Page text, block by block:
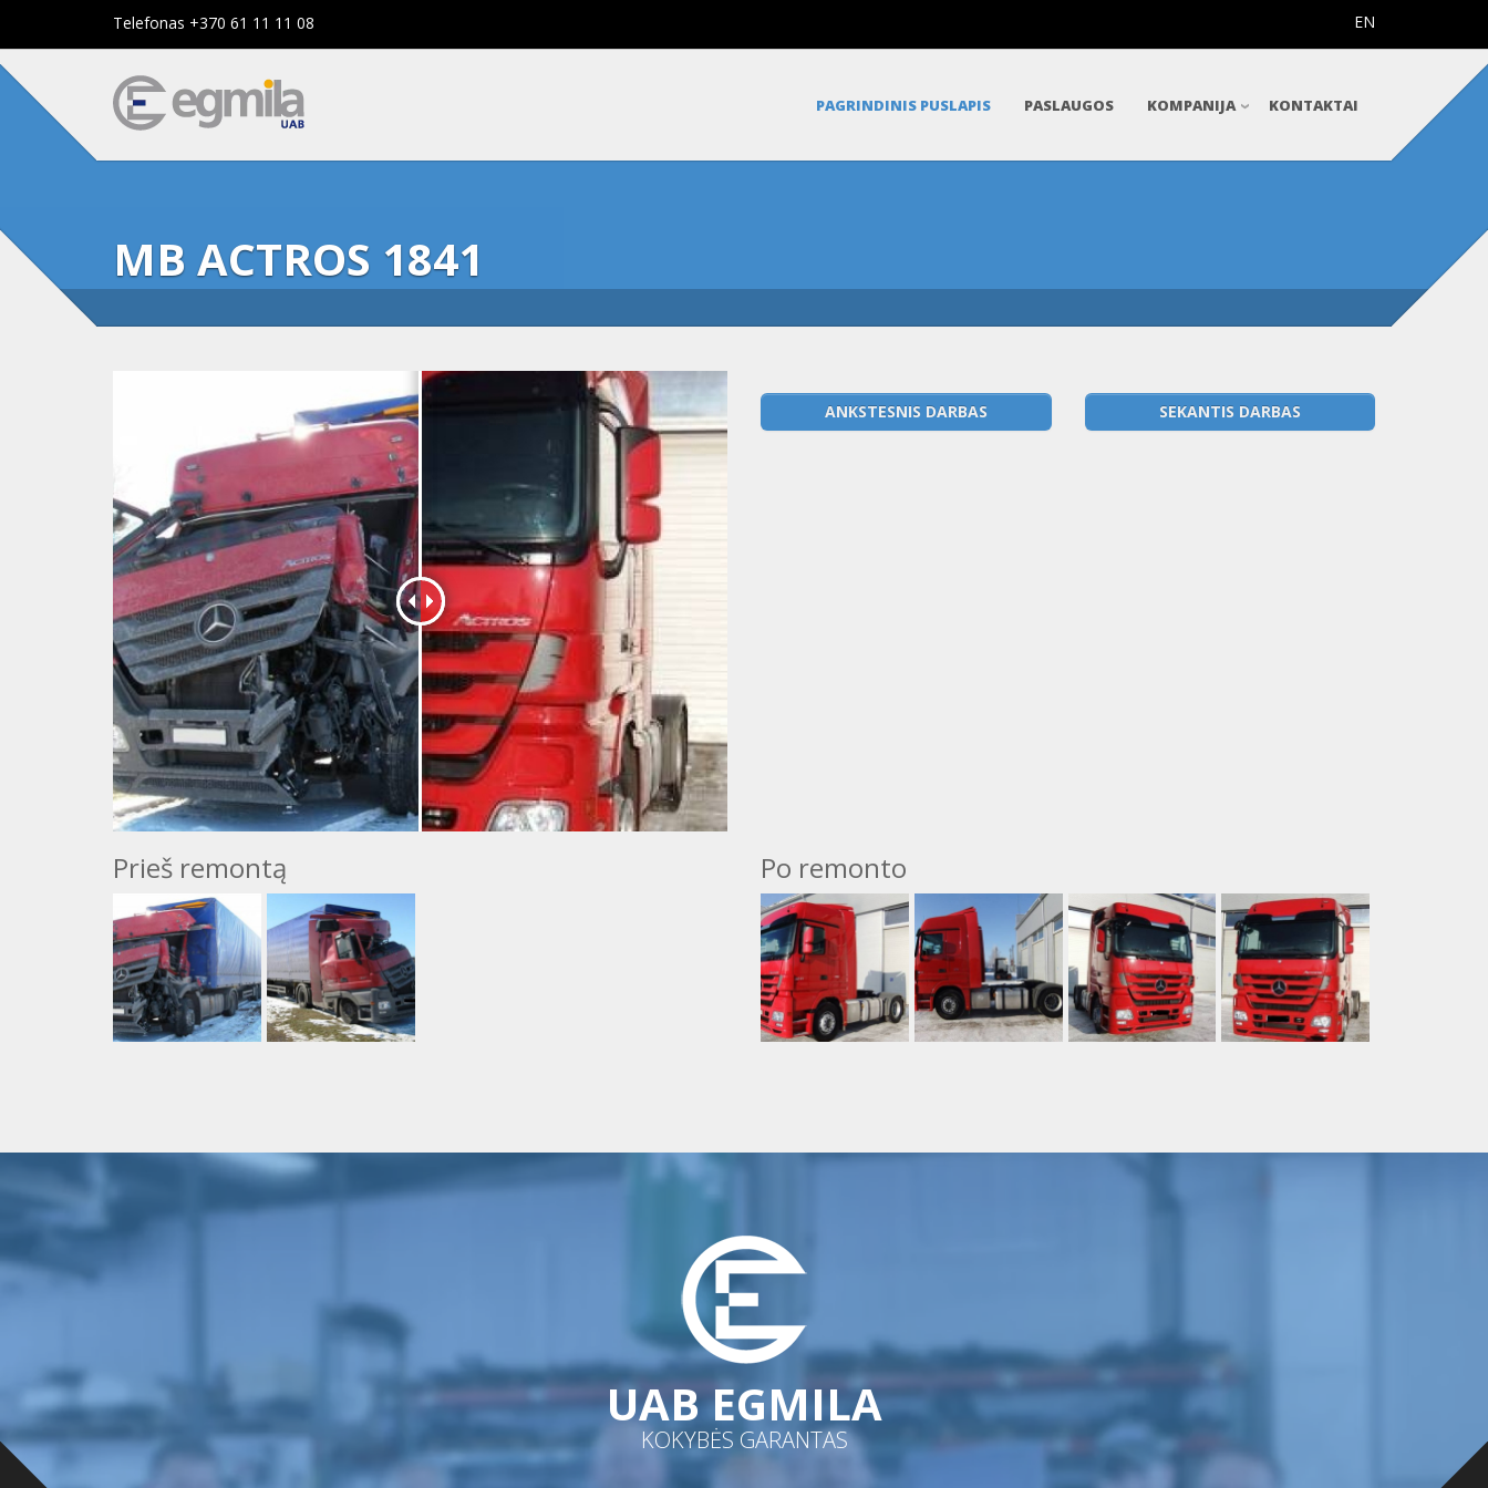
Telefonas +370 61 11 11 08 EN
PAGRINDINIS PUSLAPIS PASLAUGOS KOMPANIJA KONTAKTAI
MB ACTROS 1841
ANKSTESNIS DARBAS SEKANTIS DARBAS
Prieš remontą Po remonto
UAB EGMILA
KOKYBĖS GARANTAS